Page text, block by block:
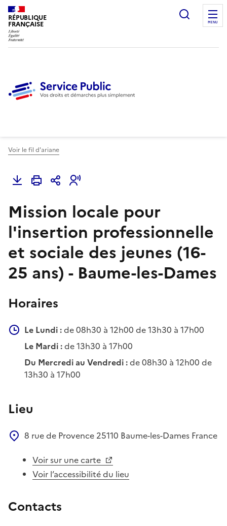
RÉPUBLIQUE
FRANÇAISE
Ouvrir
MENU
Voir le fil d'ariane
Mission locale pour
l'insertion professionnelle
et sociale des jeunes (16-
25 ans) - Baume-les-Dames
Horaires
Le Lundi :de 08h30 à 12h00 de 13h30 à 17h00
Le Mardi :de 13h30 à 17h00
Du Mercredi au Vendredi :de 08h30 à 12h00 de
13h30 à 17h00
Lieu
8 rue de Provence 25110 Baume-les-Dames France
Voir sur une carte
Voir l’accessibilité du lieu
Contacts